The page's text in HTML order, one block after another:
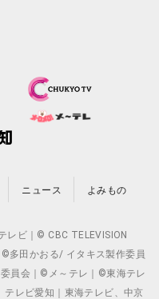
ニュース よみもの
ビ｜© CBC TELEVISION
多田かおる/ イタキス製作委員
員会｜©メ～テレ｜©東海テレ
テレビ愛知｜東海テレビ、中京